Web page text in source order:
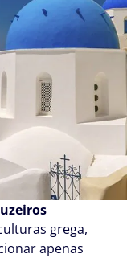
grega,
apenas